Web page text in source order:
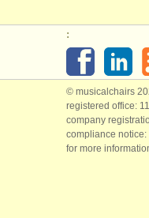
:
© musicalchairs
registered office:
company
compliance notice:
for more